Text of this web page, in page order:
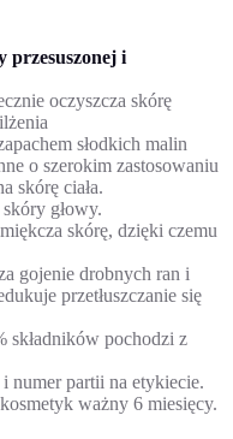
przesuszonej i
oczyszcza skórę
słodkich malin
o szerokim zastosowaniu
skórę ciała.
głowy.
skórę, dzięki czemu
gojenie drobnych ran i
przetłuszczanie się
składników pochodzi z
numer partii na etykiecie.
ważny 6 miesięcy.